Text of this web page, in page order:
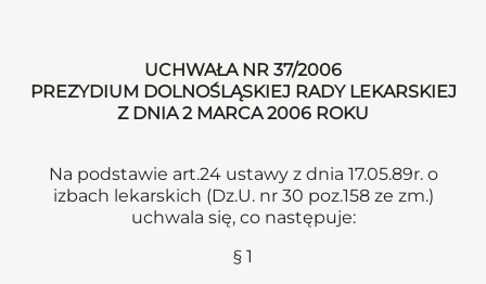
UCHWAŁA NR 37/2006
PREZYDIUM DOLNOŚLĄSKIEJ RADY LEKARSKIEJ
Z DNIA 2 MARCA 2006 ROKU
Na podstawie art.24 ustawy z dnia 17.05.89r. o
izbach lekarskich (Dz.U. nr 30 poz.158 ze zm.)
uchwala się, co następuje:
§ 1